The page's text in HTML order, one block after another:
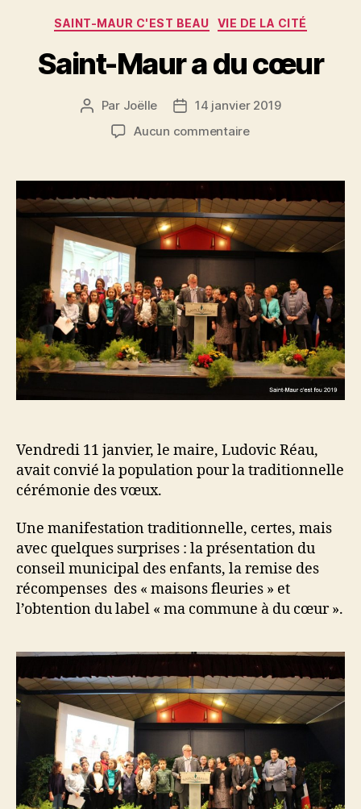
Catégories
SAINT-MAUR C'EST BEAU VIE DE LA CITÉ
Saint-Maur a du cœur
Auteur
l’article
Par Joëlle
Date14 janvier 2019
Aucun commentairesur
a
du
cœur
Vendredi 11 janvier, le maire, Ludovic Réau,
avait convié la population pour la traditionnelle
cérémonie des vœux.
Une manifestation traditionnelle, certes, mais
avec quelques surprises : la présentation du
conseil municipal des enfants, la remise des
récompenses des « maisons fleuries » et
l’obtention du label « ma commune à du cœur ».